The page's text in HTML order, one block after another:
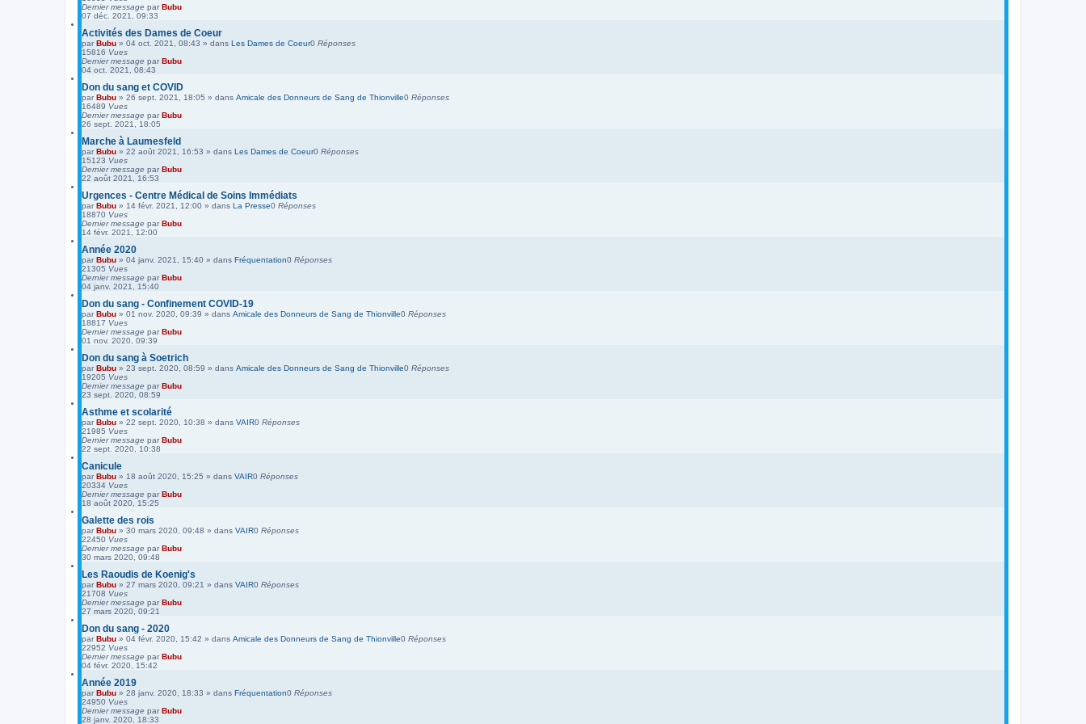
Dernier message par Bubu
07 déc. 2021, 09:33
Activités des Dames de Coeur
par Bubu » 04 oct. 2021, 08:43 » dans Les Dames de Coeur0 Réponses
15816 Vues
Dernier message par Bubu
04 oct. 2021, 08:43
Don du sang et COVID
par Bubu » 26 sept. 2021, 18:05 » dans Amicale des Donneurs de Sang de Thionville0 Réponses
16489 Vues
Dernier message par Bubu
26 sept. 2021, 18:05
Marche à Laumesfeld
par Bubu » 22 août 2021, 16:53 » dans Les Dames de Coeur0 Réponses
15123 Vues
Dernier message par Bubu
22 août 2021, 16:53
Urgences - Centre Médical de Soins Immédiats
par Bubu » 14 févr. 2021, 12:00 » dans La Presse0 Réponses
18870 Vues
Dernier message par Bubu
14 févr. 2021, 12:00
Année 2020
par Bubu » 04 janv. 2021, 15:40 » dans Fréquentation0 Réponses
21305 Vues
Dernier message par Bubu
04 janv. 2021, 15:40
Don du sang - Confinement COVID-19
par Bubu » 01 nov. 2020, 09:39 » dans Amicale des Donneurs de Sang de Thionville0 Réponses
18817 Vues
Dernier message par Bubu
01 nov. 2020, 09:39
Don du sang à Soetrich
par Bubu » 23 sept. 2020, 08:59 » dans Amicale des Donneurs de Sang de Thionville0 Réponses
19205 Vues
Dernier message par Bubu
23 sept. 2020, 08:59
Asthme et scolarité
par Bubu » 22 sept. 2020, 10:38 » dans VAIR0 Réponses
21985 Vues
Dernier message par Bubu
22 sept. 2020, 10:38
Canicule
par Bubu » 18 août 2020, 15:25 » dans VAIR0 Réponses
20334 Vues
Dernier message par Bubu
18 août 2020, 15:25
Galette des rois
par Bubu » 30 mars 2020, 09:48 » dans VAIR0 Réponses
22450 Vues
Dernier message par Bubu
30 mars 2020, 09:48
Les Raoudis de Koenig's
par Bubu » 27 mars 2020, 09:21 » dans VAIR0 Réponses
21708 Vues
Dernier message par Bubu
27 mars 2020, 09:21
Don du sang - 2020
par Bubu » 04 févr. 2020, 15:42 » dans Amicale des Donneurs de Sang de Thionville0 Réponses
22952 Vues
Dernier message par Bubu
04 févr. 2020, 15:42
Année 2019
par Bubu » 28 janv. 2020, 18:33 » dans Fréquentation0 Réponses
24950 Vues
Dernier message par Bubu
28 janv. 2020, 18:33